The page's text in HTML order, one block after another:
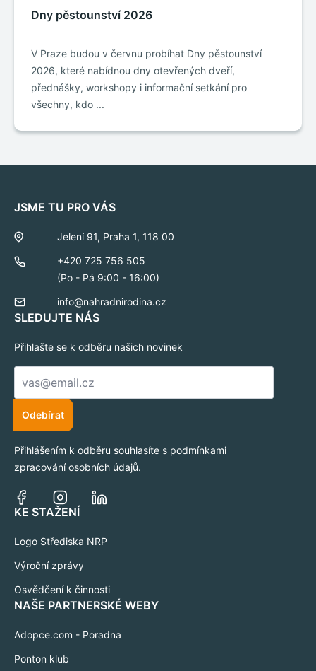
Dny pěstounství 2026
V Praze budou v červnu probíhat Dny pěstounství
2026, které nabídnou dny otevřených dveří,
přednášky, workshopy i informační setkání pro
všechny, kdo ...
JSME TU PRO VÁS
Jelení 91, Praha 1, 118 00
+420 725 756 505
(Po - Pá 9:00 - 16:00)
info@nahradnirodina.cz
SLEDUJTE NÁS
Přihlašte se k odběru našich novinek
E-
mail
Odebírat
Přihlášením k odběru souhlasíte s podmínkami
zpracování osobních údajů.
KE STAŽENÍ
Logo Střediska NRP
Výroční zprávy
Osvědčení k činnosti
NAŠE PARTNERSKÉ WEBY
Adopce.com - Poradna
Ponton klub